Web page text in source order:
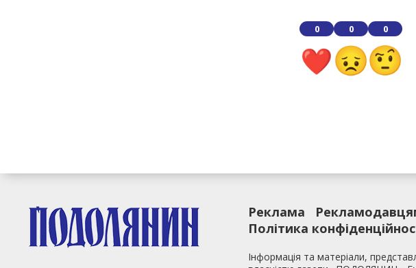
0 0 0
Реклама
Політика
Інформація та матеріали,